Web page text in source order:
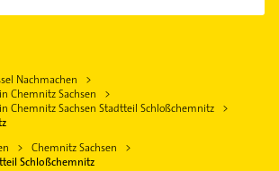
Nachmachen
Chemnitz Sachsen
Chemnitz Sachsen Stadtteil Schloßchemnitz
Chemnitz Sachsen
Schloßchemnitz